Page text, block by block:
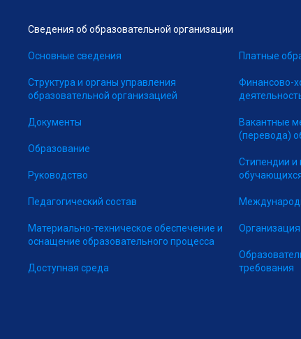
Сведения об образовательной организации
Основные сведения
Структура и органы управления
образовательной организацией
Документы
Образование
Руководство
Педагогический состав
Материально-техническое обеспечение и
оснащение образовательного процесса
Доступная среда
Платные
Финансово-
Вакантные
(перевода)
Стипендии
требования